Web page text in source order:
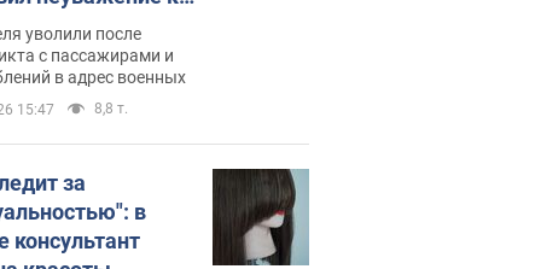
военным и
за это.
уволили после
с пассажирами и
в адрес военных
15:47 8,8 т.
за
в
консультант